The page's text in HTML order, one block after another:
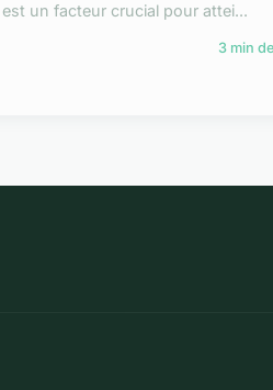
un facteur crucial pour attei...
3 min